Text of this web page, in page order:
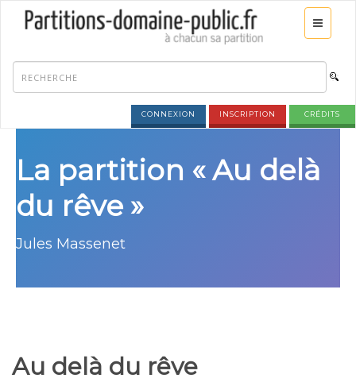
CONNEXION INSCRIPTION CRÉDITS
La partition « Au delà
du rêve »
Jules Massenet
Au delà du rêve